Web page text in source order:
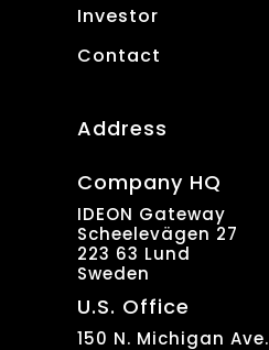
Investor
Contact
Address
Company HQ
IDEON Gateway
Scheelevägen 27
223 63 Lund
Sweden
U.S. Office
150 N. Michigan Ave.